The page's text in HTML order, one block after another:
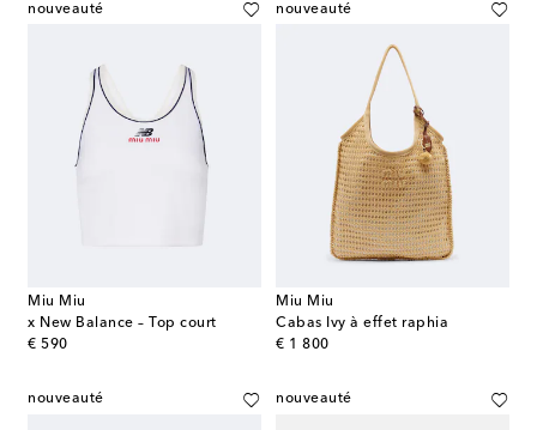
nouveauté
Miu Miu
x New Balance – Top court
€ 590
original price
nouveauté
Miu Miu
Cabas Ivy à effet raphia
€ 1 800
original price
nouveauté nouveauté